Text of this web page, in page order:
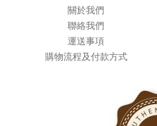
關於我們
聯絡我們
運送事項
購物流程及付款方式